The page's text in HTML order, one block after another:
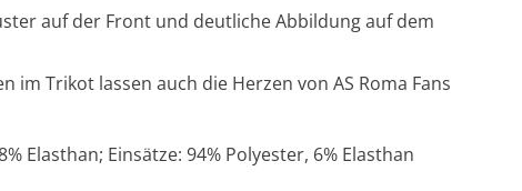
auf der Front und deutliche Abbildung auf dem
im Trikot lassen auch die Herzen von AS Roma Fans
Elasthan; Einsätze: 94% Polyester, 6% Elasthan